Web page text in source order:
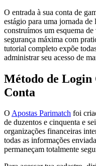
O entrada à sua conta de
estágio para uma jornada
construímos um esquema
segurança máxima com
tutorial completo expõe
administrar seu acesso de
Método de
Conta
O Apostas Parimatch foi
de duzentos e cinquenta e
organizações financeiras
todas as informações
permaneçam totalmente